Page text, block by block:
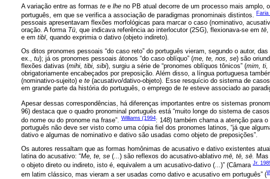
A variação entre as formas te e lhe no PB atual decorre de um processo mais amplo,
português, em que se verifica a associação de paradigmas pronominais distintos.
Faria
pessoais apresentavam flexões morfológicas para marcar o caso (nominativo,
oração. A forma Tū , que indicava referência ao interlocutor (2SG), flexionava-se em tē
e em tibī, quando exprimia o dativo (objeto indireto).
Os ditos pronomes pessoais “do caso reto” do português vieram, segundo o autor,
ex., tu); já os pronomes pessoais átonos “do caso oblíquo” (me, te, nos, se) são
flexões dativas (mihi, tibi, sibi), surgiu a série de “pronomes oblíquos tônicos” (mim, ti,
obrigatoriamente encabeçados por preposição. Além disso, a língua portuguesa
(nominativo-sujeito) e te (acusativo/dativo-objeto). Esse resquício do sistema de
em grande parte da história do português, o emprego de te esteve associado ao
Apesar dessas correspondências, há diferenças importantes entre os sistemas
96) destaca que o quadro pronominal português está “muito longe do sistema de
do nome ou do pronome na frase”. Williams (1994: 148) também chama a atenção para
português não deve ser visto como uma cópia fiel dos pronomes latinos, “já que
dativo e algumas de nominativo e dativo são usadas como objeto de preposições”.
Os autores ressaltam que as formas homônimas de acusativo e dativo existentes
latina do acusativo: “Me, te, se (...) são reflexos do acusativo-ablativo mē, tē, sē.
o objeto direto ou indireto, isto é, equivalem a um acusativo-dativo (...)” (Câmara Jr.
em latim clássico, mas vieram a ser usadas como dativo e acusativo em português” (